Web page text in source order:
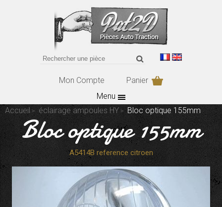
Mon Compte
Panier
Menu
Accueil
éclairage ampoules HY Bloc optique 155mm
Bloc optique 155mm
A5414B reference citroen